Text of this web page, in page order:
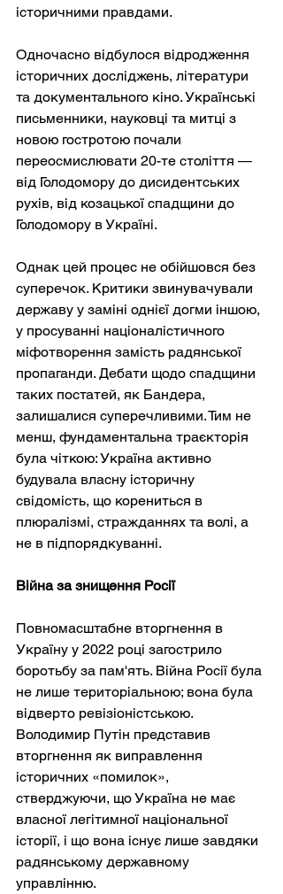
історичними правдами.
Одночасно відбулося відродження
історичних досліджень, літератури
та документального кіно. Українські
письменники, науковці та митці з
новою гостротою почали
переосмислювати 20-те століття —
від Голодомору до дисидентських
рухів, від козацької спадщини до
Голодомору в Україні.
Однак цей процес не обійшовся без
суперечок. Критики звинувачували
державу у заміні однієї догми іншою,
у просуванні націоналістичного
міфотворення замість радянської
пропаганди. Дебати щодо спадщини
таких постатей, як Бандера,
залишалися суперечливими. Тим не
менш, фундаментальна траєкторія
була чіткою: Україна активно
будувала власну історичну
свідомість, що корениться в
плюралізмі, стражданнях та волі, а
не в підпорядкуванні.
Війна за знищення Росії
Повномасштабне вторгнення в
Україну у 2022 році загострило
боротьбу за пам'ять. Війна Росії була
не лише територіальною; вона була
відверто ревізіоністською.
Володимир Путін представив
вторгнення як виправлення
історичних «помилок»,
стверджуючи, що Україна не має
власної легітимної національної
історії, і що вона існує лише завдяки
радянському державному
управлінню.